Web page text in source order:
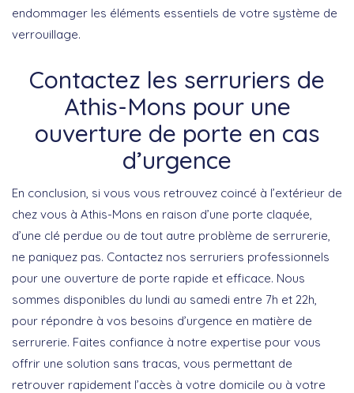
endommager les éléments essentiels de votre système de
verrouillage.
Contactez les serruriers de
Athis-Mons pour une
ouverture de porte en cas
d’urgence
En conclusion, si vous vous retrouvez coincé à l’extérieur de
chez vous à Athis-Mons en raison d’une porte claquée,
d’une clé perdue ou de tout autre problème de serrurerie,
ne paniquez pas. Contactez nos serruriers professionnels
pour une ouverture de porte rapide et efficace. Nous
sommes disponibles du lundi au samedi entre 7h et 22h,
pour répondre à vos besoins d’urgence en matière de
serrurerie. Faites confiance à notre expertise pour vous
offrir une solution sans tracas, vous permettant de
retrouver rapidement l’accès à votre domicile ou à votre